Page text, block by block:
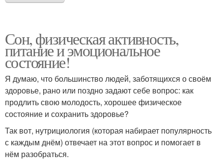
Сон, физическая активность,
питание и эмоциональное
состояние!
Я думаю, что большинство людей, заботящихся о своём
здоровье, рано или поздно задают себе вопрос: как
продлить свою молодость, хорошее физическое
состояние и сохранить здоровье?
Так вот, нутрициология (которая набирает популярность
с каждым днём) отвечает на этот вопрос и помогает в
нём разобраться.